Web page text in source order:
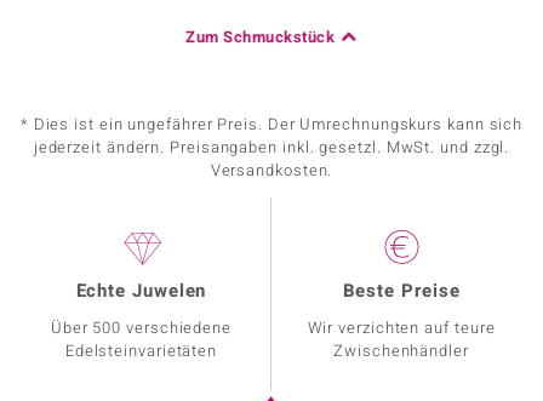
Zum Schmuckstück
* Dies ist ein ungefährer Preis. Der Umrechnungskurs kann sich
jederzeit ändern. Preisangaben inkl. gesetzl. MwSt. und zzgl.
Versandkosten.
Echte Juwelen
Über 500 verschiedene
Edelsteinvarietäten
Beste Preise
Wir verzichten auf teure
Zwischenhändler